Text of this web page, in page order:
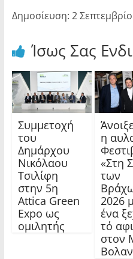
Δημοσίευση: 2
Ίσως Σας
Συμμετοχή
του
Δημάρχου
Νικόλαου
Τσιλίφη
στην 5η
Attica Green
Expo ως
ομιλητής
Άνοιξε
η
«Στη
των
2026
ένα
τό
στον